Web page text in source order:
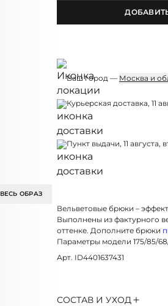
ВЕСЬ ОБРАЗ
Ваш город — Москва и
Курьерская доставка, 11
Пункт выдачи, 11 августа,
Вельветовые брюки –
Выполнены из фактурного
оттенке. Дополните брюки
Параметры модели 175/85/
Арт. ID4401637431
СОСТАВ И УХОД